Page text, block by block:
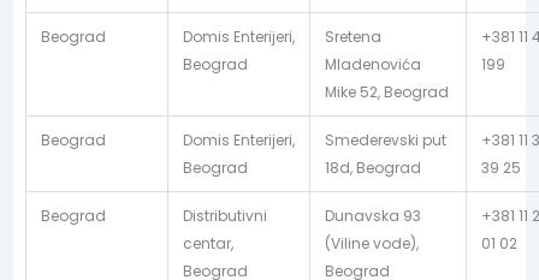
Beograd
Domis Enterijeri,
Beograd
Sretena
Mladenovića
Mike 52, Beograd
+381 11
199
Beograd
Domis Enterijeri,
Beograd
Smederevski put
18d, Beograd
+381 11
39 25
Beograd
Distributivni
centar,
Beograd
Dunavska 93
(Viline vode),
Beograd
+381 11
01 02